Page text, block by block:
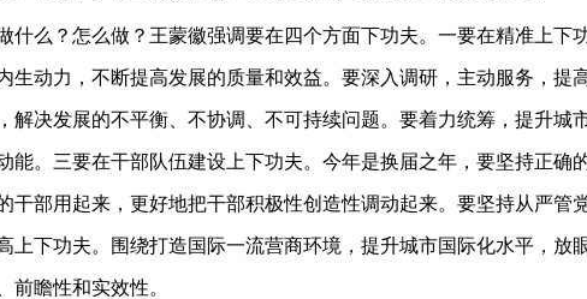
什么？怎么做？王蒙徽强调要在四个方面下功夫。一要在精准上
生动力，不断提高发展的质量和效益。要深入调研，主动服务，
解决发展的不平衡、不协调、不可持续问题。要着力统筹，提升
能。三要在干部队伍建设上下功夫。今年是换届之年，要坚持正
干部用起来，更好地把干部积极性创造性调动起来。要坚持从严
上下功夫。围绕打造国际一流营商环境，提升城市国际化水平，
前瞻性和实效性。